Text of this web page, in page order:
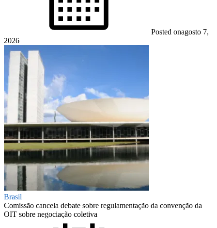
Posted onagosto 7,
2026
Brasil
Comissão cancela debate sobre regulamentação da convenção da
OIT sobre negociação coletiva